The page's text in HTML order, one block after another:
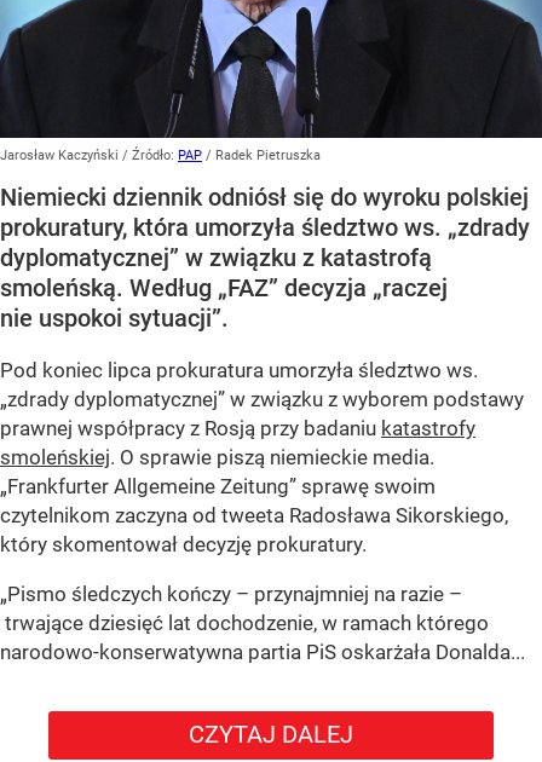
Jarosław Kaczyński / Źródło: PAP / Radek Pietruszka
Niemiecki dziennik odniósł się do wyroku polskiej
prokuratury, która umorzyła śledztwo ws. „zdrady
dyplomatycznej” w związku z katastrofą
smoleńską. Według „FAZ” decyzja „raczej
nie uspokoi sytuacji”.
Pod koniec lipca prokuratura umorzyła śledztwo ws.
„zdrady dyplomatycznej” w związku z wyborem podstawy
prawnej współpracy z Rosją przy badaniu katastrofy
smoleńskiej. O sprawie piszą niemieckie media.
„Frankfurter Allgemeine Zeitung” sprawę swoim
czytelnikom zaczyna od tweeta Radosława Sikorskiego,
który skomentował decyzję prokuratury.
„Pismo śledczych kończy – przynajmniej na razie –
trwające dziesięć lat dochodzenie, w ramach którego
narodowo-konserwatywna partia PiS oskarżała Donalda...
CZYTAJ DALEJ